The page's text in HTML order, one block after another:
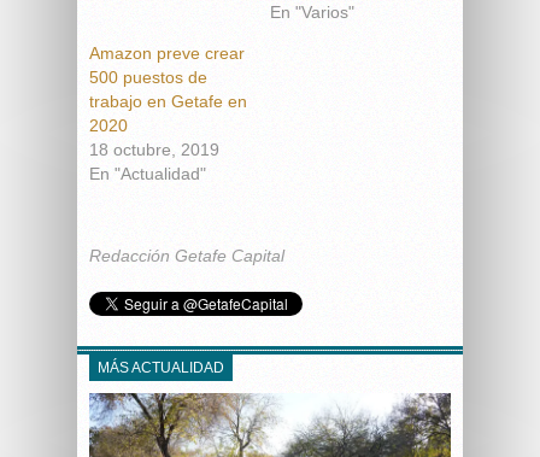
En "Varios"
Amazon preve crear
500 puestos de
trabajo en Getafe en
2020
18 octubre, 2019
En "Actualidad"
Redacción Getafe Capital
MÁS ACTUALIDAD